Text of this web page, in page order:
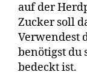
auf der
Zucker soll
Verwendest
benötigst du
bedeckt ist.